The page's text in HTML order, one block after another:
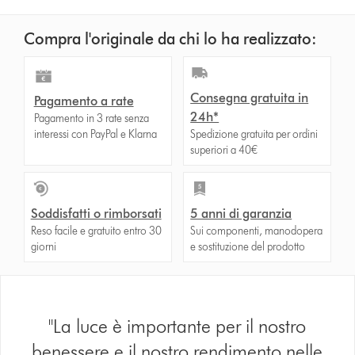
Compra l'originale da chi lo ha realizzato:
Pagamento a rate
Pagamento in 3 rate senza
interessi con PayPal e Klarna
Consegna gratuita in
24h*
Spedizione gratuita per ordini
superiori a 40€
Soddisfatti o rimborsati
Reso facile e gratuito entro 30
giorni
5 anni di garanzia
Sui componenti, manodopera
e sostituzione del prodotto
"La luce è importante per il nostro